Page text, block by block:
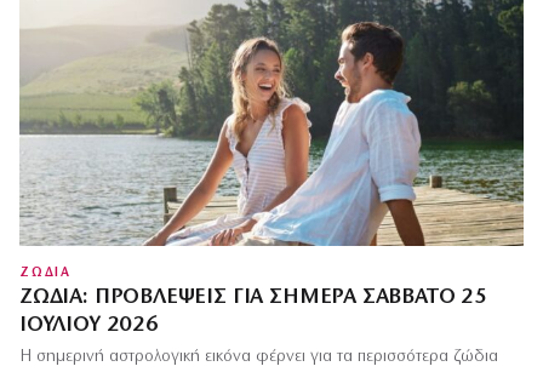
ΖΩΔΙΑ
ΖΏΔΙΑ: ΠΡΟΒΛΈΨΕΙΣ ΓΙΑ ΣΉΜΕΡΑ ΣΆΒΒΑΤΟ 25
ΙΟΥΛΊΟΥ 2026
Η σημερινή αστρολογική εικόνα φέρνει για τα περισσότερα ζώδια